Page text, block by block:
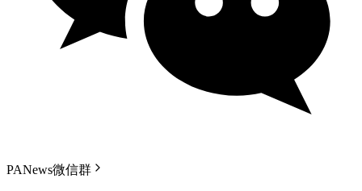
PANews微信群